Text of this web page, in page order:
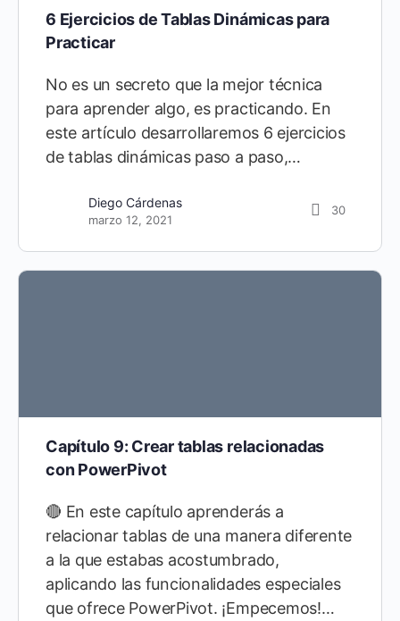
6 Ejercicios de Tablas Dinámicas para
Practicar
No es un secreto que la mejor técnica
para aprender algo, es practicando. En
este artículo desarrollaremos 6 ejercicios
de tablas dinámicas paso a paso,…
Diego Cárdenas
marzo 12, 2021
30
Capítulo 9: Crear tablas relacionadas
con PowerPivot
🔴 En este capítulo aprenderás a
relacionar tablas de una manera diferente
a la que estabas acostumbrado,
aplicando las funcionalidades especiales
que ofrece PowerPivot. ¡Empecemos!…